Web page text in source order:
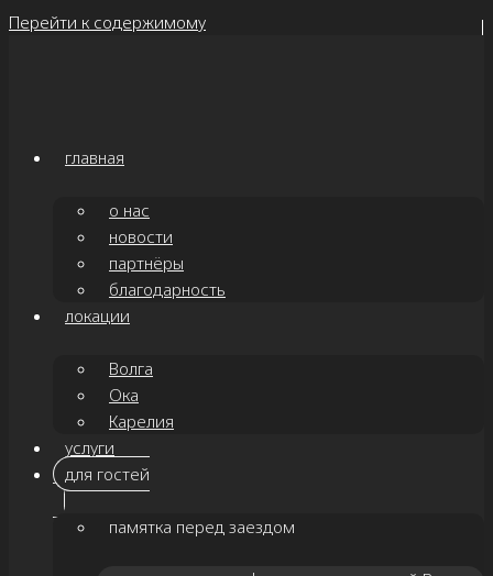
Перейти к содержимому
главная
о нас
новости
партнёры
благодарность
локации
Волга
Ока
Карелия
услуги
для гостей
памятка перед заездом